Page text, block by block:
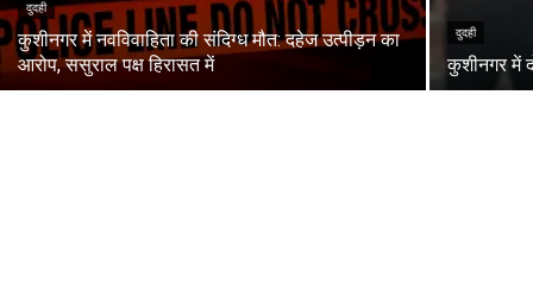
दुदही
कुशीनगर में नवविवाहिता की संदिग्ध मौत: दहेज उत्पीड़न का
आरोप, ससुराल पक्ष हिरासत में
दुदही
कुशीनगर में